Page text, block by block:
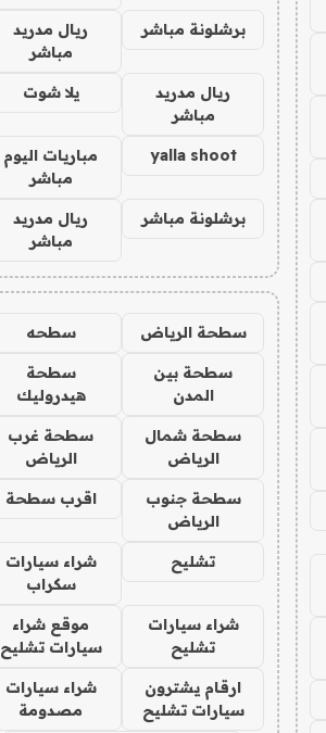
برشلونة مباشر
ريال مدريد
مباشر
ريال مدريد
مباشر
يلا شوت
yalla shoot
مباريات اليوم
مباشر
برشلونة مباشر
ريال مدريد
مباشر
سطحة الرياض سطحه
سطحة بين
المدن
سطحة
هيدروليك
سطحة شمال
الرياض
سطحة غرب
الرياض
سطحة جنوب
الرياض
اقرب سطحة
تشليح
شراء سيارات
سكراب
شراء سيارات
تشليح
موقع شراء
سيارات تشليح
ارقام يشترون
سيارات تشليح
شراء سيارات
مصدومة